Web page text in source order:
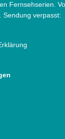
Fernsehserien.
Sendung verpasst: